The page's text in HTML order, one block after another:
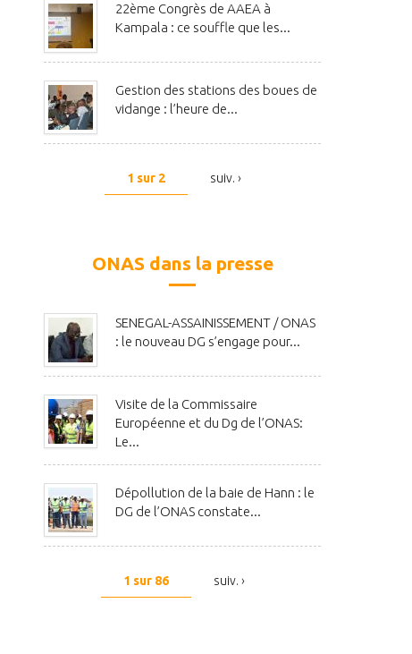
22ème Congrès de AAEA à
Kampala : ce souffle que les...
Gestion des stations des boues de
vidange : l’heure de...
1 sur 2 suiv. ›
ONAS dans la presse
SENEGAL-ASSAINISSEMENT / ONAS
: le nouveau DG s’engage pour...
Visite de la Commissaire
Européenne et du Dg de l’ONAS:
Le...
Dépollution de la baie de Hann : le
DG de l’ONAS constate...
1 sur 86 suiv. ›